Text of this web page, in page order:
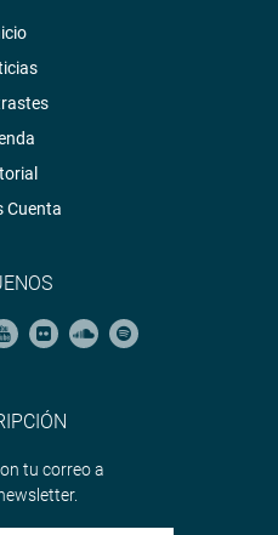
Cuenta
tu correo a